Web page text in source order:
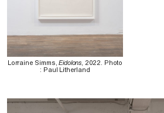
Lorraine Simms,Eidolons, 2022. Photo
: Paul Litherland